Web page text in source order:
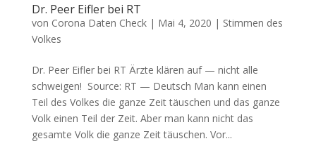
Dr. Peer Eifler bei RT
von Corona Daten Check| Mai 4, 2020 | Stimmen des
Volkes
Dr. Peer Eifler bei RT Ärz­te klä­ren auf — nicht alle
schweigen! Source: RT — Deutsch Man kann einen
Teil des Vol­kes die gan­ze Zeit täu­schen und das gan­ze
Volk einen Teil der Zeit. Aber man kann nicht das
gesam­te Volk die gan­ze Zeit täuschen. Vor...